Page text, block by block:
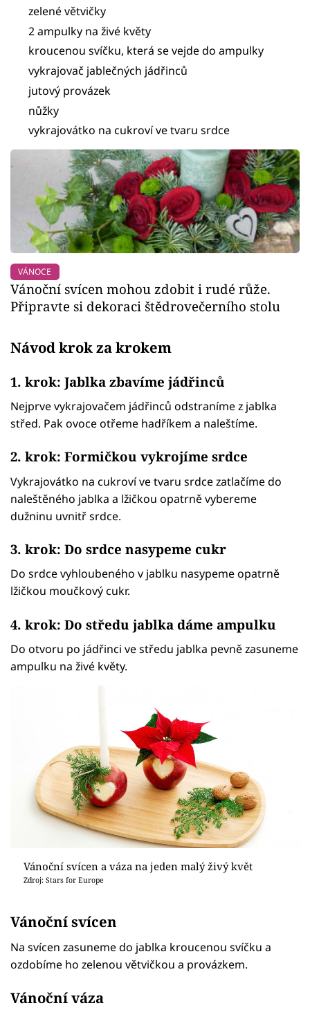
zelené větvičky
2 ampulky na živé květy
kroucenou svíčku, která se vejde do ampulky
vykrajovač jablečných jádřinců
jutový provázek
nůžky
vykrajovátko na cukroví ve tvaru srdce
VÁNOCE
Vánoční svícen mohou zdobit i rudé růže.
Připravte si dekoraci štědrovečerního stolu
Návod krok za krokem
1. krok: Jablka zbavíme jádřinců
Nejprve vykrajovačem jádřinců odstraníme z jablka
střed. Pak ovoce otřeme hadříkem a naleštíme.
2. krok: Formičkou vykrojíme srdce
Vykrajovátko na cukroví ve tvaru srdce zatlačíme do
naleštěného jablka a lžičkou opatrně vybereme
dužninu uvnitř srdce.
3. krok: Do srdce nasypeme cukr
Do srdce vyhloubeného v jablku nasypeme opatrně
lžičkou moučkový cukr.
4. krok: Do středu jablka dáme ampulku
Do otvoru po jádřinci ve středu jablka pevně zasuneme
ampulku na živé květy.
Vánoční svícen a váza na jeden malý živý květ
Zdroj: Stars for Europe
Vánoční svícen
Na svícen zasuneme do jablka kroucenou svíčku a
ozdobíme ho zelenou větvičkou a provázkem.
Vánoční váza